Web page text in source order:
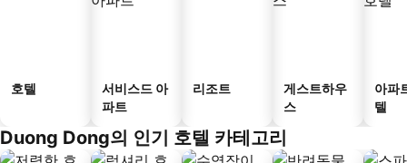
호텔
서비스드 아
파트
리조트
게스트하우
스
아파
텔
Duong Dong의 인기 호텔 카테고리